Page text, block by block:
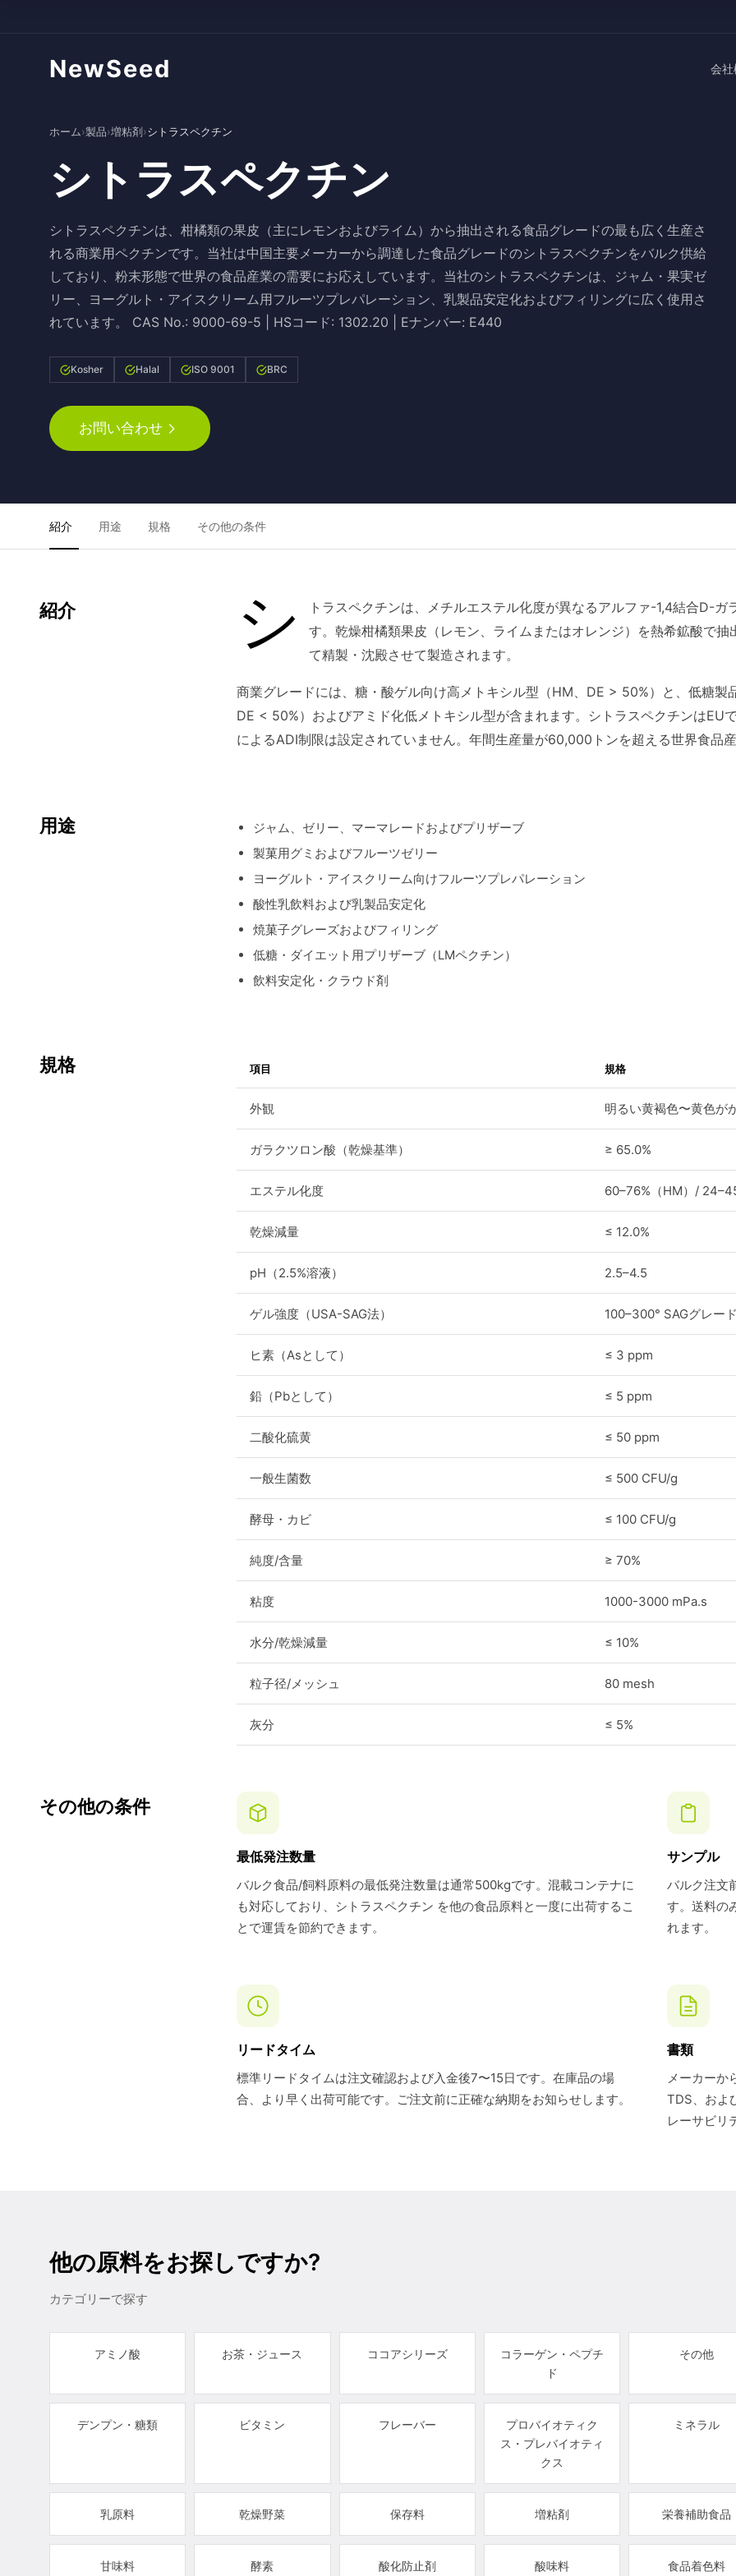
NewSeed 会
ホーム›製品›増粘剤›シトラスペクチン
シトラスペクチン
シトラスペクチンは、柑橘類の果皮（主にレモンおよびライム）から抽出される食品グレードの最も広く生産さ
れる商業用ペクチンです。当社は中国主要メーカーから調達した食品グレードのシトラスペクチンをバルク供給
しており、粉末形態で世界の食品産業の需要にお応えしています。当社のシトラスペクチンは、ジャム・果実ゼ
リー、ヨーグルト・アイスクリーム用フルーツプレパレーション、乳製品安定化およびフィリングに広く使用さ
れています。 CAS No.: 9000-69-5 | HSコード: 1302.20 | Eナンバー: E440
Kosher Halal ISO 9001 BRC
お問い合わせ
紹介 用途 規格 その他の条件
紹介 シ
トラスペクチンは、メチルエステル化度が異なるアルファ-1,4結合D-
す。乾燥柑橘類果皮（レモン、ライムまたはオレンジ）を熱希鉱酸で
て精製・沈殿させて製造されます。
商業グレードには、糖・酸ゲル向け高メトキシル型（HM、DE > 50%）と、低糖製
DE < 50%）およびアミド化低メトキシル型が含まれます。シトラスペクチンはEU
によるADI制限は設定されていません。年間生産量が60,000トンを超える世界食品産
用途
ジャム、ゼリー、マーマレードおよびプリザーブ
製菓用グミおよびフルーツゼリー
ヨーグルト・アイスクリーム向けフルーツプレパレーション
酸性乳飲料および乳製品安定化
焼菓子グレーズおよびフィリング
低糖・ダイエット用プリザーブ（LMペクチン）
飲料安定化・クラウド剤
規格 項目 規格
外観 明るい黄褐色〜黄色が
ガラクツロン酸（乾燥基準） ≥ 65.0%
エステル化度 60–76%（HM）/
乾燥減量 ≤ 12.0%
pH（2.5%溶液） 2.5–4.5
ゲル強度（USA-SAG法） 100–300° SAGグレード
ヒ素（Asとして） ≤ 3 ppm
鉛（Pbとして） ≤ 5 ppm
二酸化硫黄 ≤ 50 ppm
一般生菌数 ≤ 500 CFU/g
酵母・カビ ≤ 100 CFU/g
純度/含量 ≥ 70%
粘度 1000-3000 mPa.s
水分/乾燥減量 ≤ 10%
粒子径/メッシュ 80 mesh
灰分 ≤ 5%
その他の条件
最低発注数量
バルク食品/飼料原料の最低発注数量は通常500kgです。混載コンテナに
も対応しており、シトラスペクチン を他の食品原料と一度に出荷するこ
とで運賃を節約できます。
サンプル
バルク注文
す。送料の
れます。
リードタイム
標準リードタイムは注文確認および入金後7〜15日です。在庫品の場
合、より早く出荷可能です。ご注文前に正確な納期をお知らせします。
書類
メーカーか
TDS、およ
レーサビリ
他の原料をお探しですか?
カテゴリーで探す
アミノ酸 お茶・ジュース ココアシリーズ
コラーゲン・ペプチ
ド
その他
デンプン・糖類 ビタミン フレーバー
プロバイオティク
ス・プレバイオティ
クス
ミネラル
乳原料 乾燥野菜 保存料 増粘剤 栄養補助食品
甘味料 酵素 酸化防止剤 酸味料 食品着色料